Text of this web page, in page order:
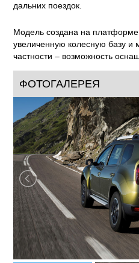
дальних поездок.
Модель создана на платформе
увеличенную колесную базу и
частности – возможность
ФОТОГАЛЕРЕЯ